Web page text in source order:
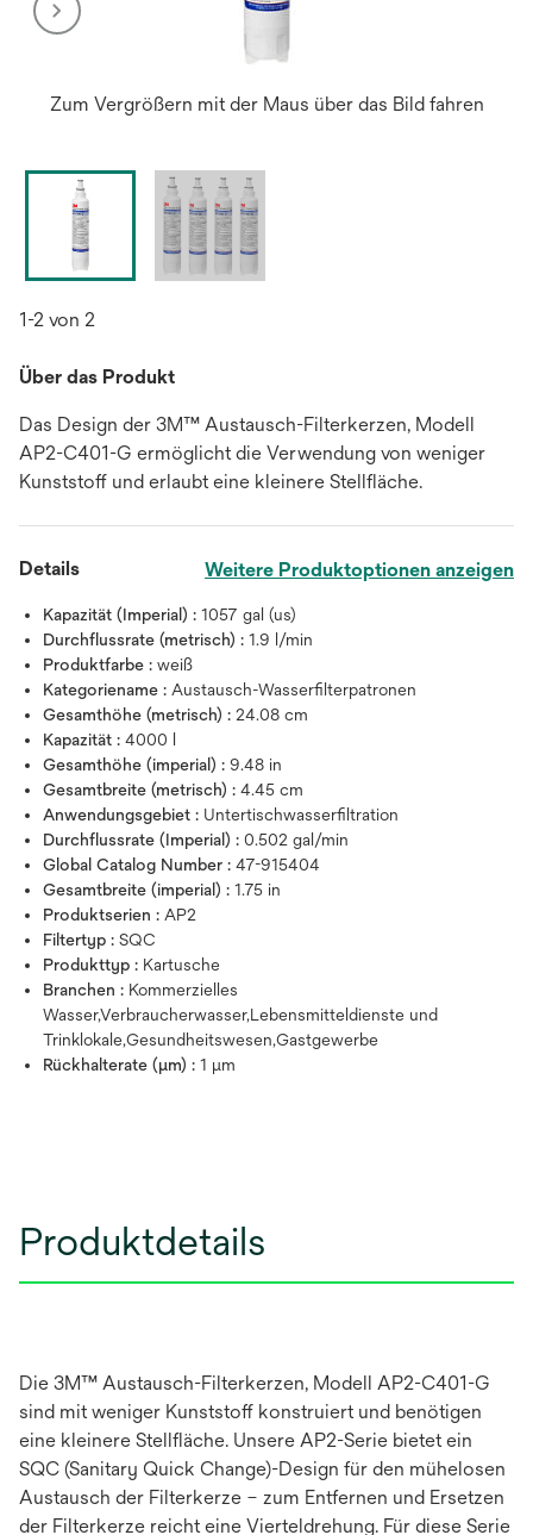
Zum Vergrößern mit der Maus über das Bild fahren
1-2 von 2
Über das Produkt
Das Design der 3M™ Austausch-Filterkerzen, Modell
AP2-C401-G ermöglicht die Verwendung von weniger
Kunststoff und erlaubt eine kleinere Stellfläche.
Details Weitere Produktoptionen anzeigen
Kapazität (Imperial) : 1057 gal (us)
Durchflussrate (metrisch) : 1.9 l/min
Produktfarbe : weiß
Kategoriename : Austausch-Wasserfilterpatronen
Gesamthöhe (metrisch) : 24.08 cm
Kapazität : 4000 l
Gesamthöhe (imperial) : 9.48 in
Gesamtbreite (metrisch) : 4.45 cm
Anwendungsgebiet : Untertischwasserfiltration
Durchflussrate (Imperial) : 0.502 gal/min
Global Catalog Number : 47-915404
Gesamtbreite (imperial) : 1.75 in
Produktserien : AP2
Filtertyp : SQC
Produkttyp : Kartusche
Branchen : Kommerzielles
Wasser,Verbraucherwasser,Lebensmitteldienste und
Trinklokale,Gesundheitswesen,Gastgewerbe
Rückhalterate (µm) : 1 μm
Produktdetails
Die 3M™ Austausch-Filterkerzen, Modell AP2-C401-G
sind mit weniger Kunststoff konstruiert und benötigen
eine kleinere Stellfläche. Unsere AP2-Serie bietet ein
SQC (Sanitary Quick Change)-Design für den mühelosen
Austausch der Filterkerze – zum Entfernen und Ersetzen
der Filterkerze reicht eine Vierteldrehung. Für diese Serie